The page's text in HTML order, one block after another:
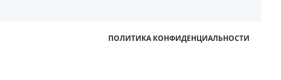
ПОЛИТИКА КОНФИДЕНЦИАЛЬНОСТИ